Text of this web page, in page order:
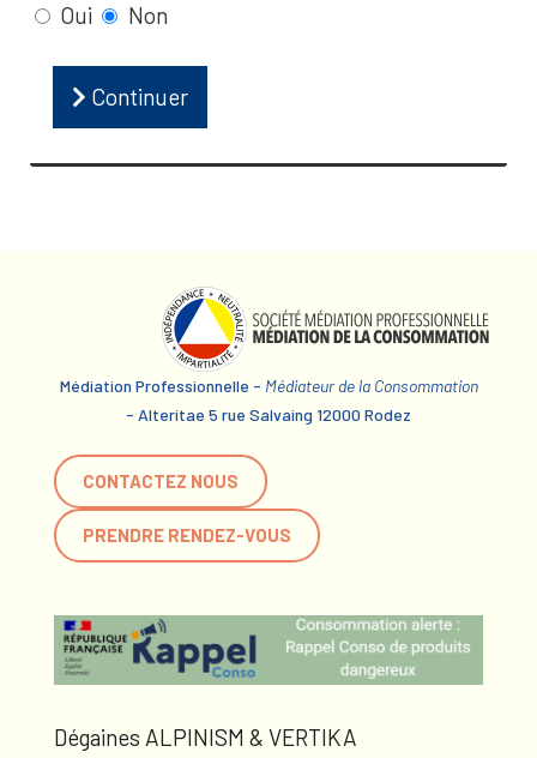
Oui
Non
Continuer
Médiation Professionnelle - Médiateur de la Consommation
- Alteritae 5 rue Salvaing 12000 Rodez
CONTACTEZ NOUS
PRENDRE RENDEZ-VOUS
Dégaines ALPINISM & VERTIKA